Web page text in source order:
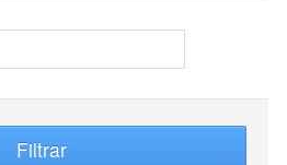
Filtrar